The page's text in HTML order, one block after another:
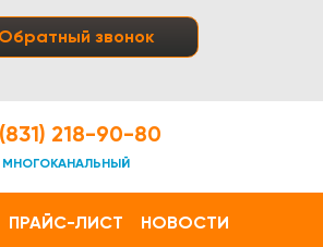
Обратный звонок
218-90-80
МНОГОКАНАЛЬНЫЙ
ПРАЙС-ЛИСТ НОВОСТИ